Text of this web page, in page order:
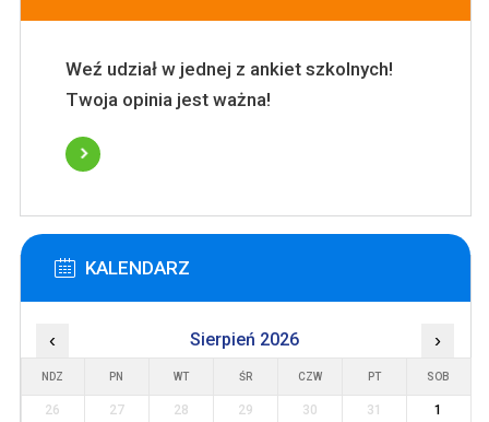
Weź udział w jednej z ankiet szkolnych!
Twoja opinia jest ważna!
KALENDARZ
‹ Sierpień 2026 ›
NDZ PN WT ŚR CZW PT SOB
26 27 28 29 30 31
1